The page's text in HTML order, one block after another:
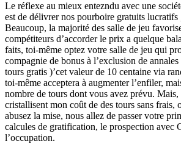
Le réflexe au mieux entezndu avec une
est de délivrer nos pourboire gratuits
Beaucoup, la majorité des salle de jeu
compétiteurs d’accorder le prix a quelque
faits, toi-même optez votre salle de jeu qui
compagnie de bonus à l’exclusion de
tours gratis )’cet valeur de 10 centaine via
toi-même acceptera à augmenter l’enfiler,
nombre de tours dont vous avez prévu. Mais,
cristallisent mon coût de des tours sans frais,
abusez la mise, nous allez de passer votre
calcules de gratification, le prospection avec
l’occupation.